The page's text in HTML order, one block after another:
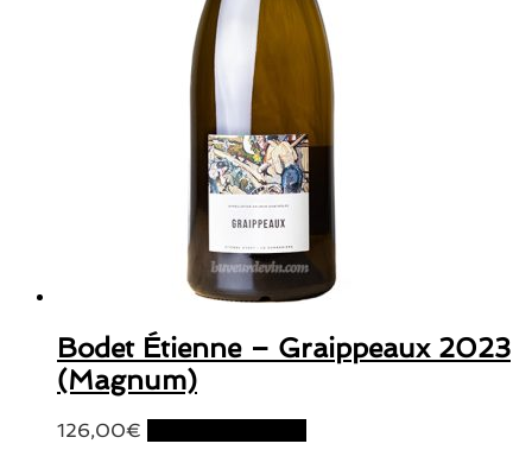
Bodet Étienne – Graippeaux 2023
(Magnum)
126,00€